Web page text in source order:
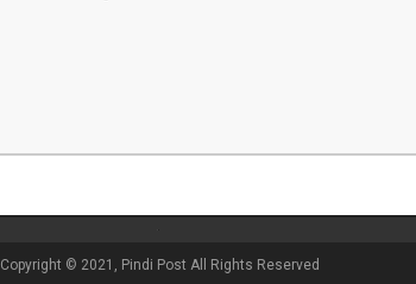
Copyright © 2021, Pindi Post All Rights Reserved.